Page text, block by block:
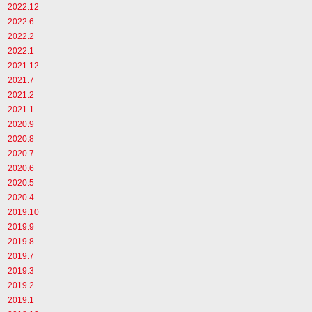
2022.12
2022.6
2022.2
2022.1
2021.12
2021.7
2021.2
2021.1
2020.9
2020.8
2020.7
2020.6
2020.5
2020.4
2019.10
2019.9
2019.8
2019.7
2019.3
2019.2
2019.1